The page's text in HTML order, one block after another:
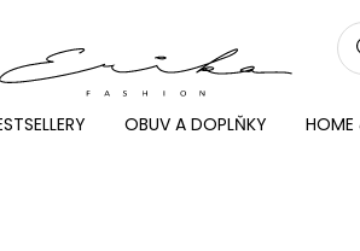
OBUV A DOPLŇKY HOME